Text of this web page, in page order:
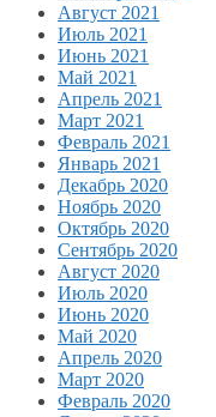
Август 2021
Июль 2021
Июнь 2021
Май 2021
Апрель 2021
Март 2021
Февраль 2021
Январь 2021
Декабрь 2020
Ноябрь 2020
Октябрь 2020
Сентябрь 2020
Август 2020
Июль 2020
Июнь 2020
Май 2020
Апрель 2020
Март 2020
Февраль 2020